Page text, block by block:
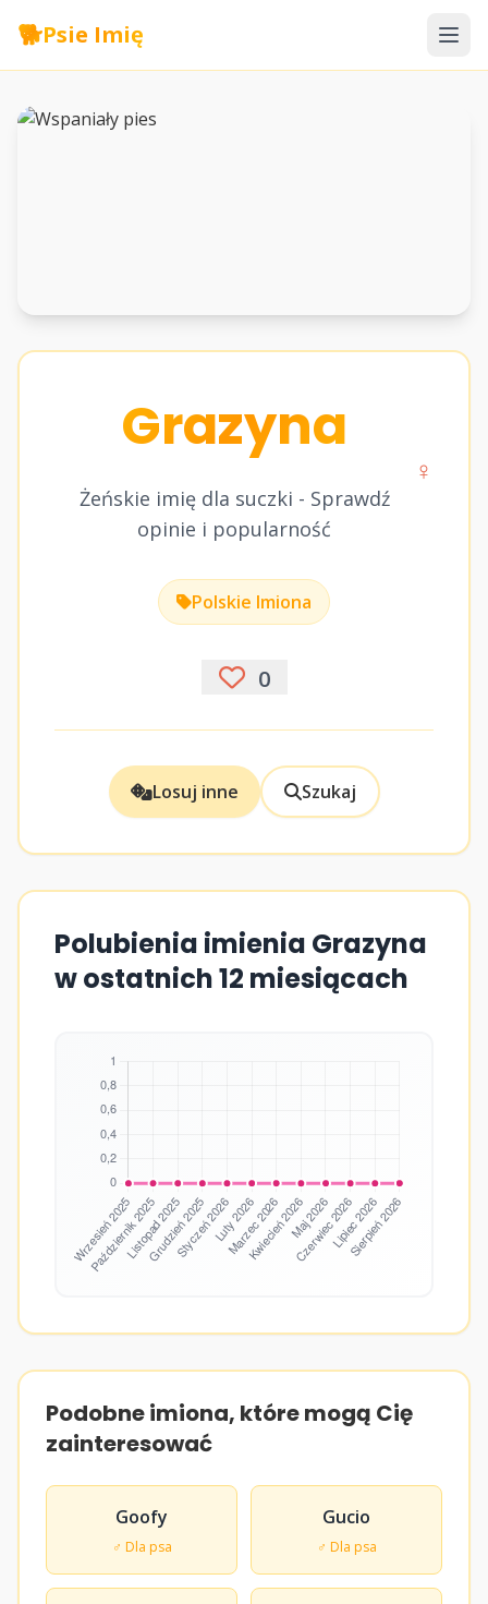
🐕Psie Imię
Grazyna
Żeńskie imię dla suczki - Sprawdź
opinie i popularność
♀
Polskie Imiona
0
Losuj inne Szukaj
Polubienia imienia Grazyna
w ostatnich 12 miesiącach
Podobne imiona, które mogą Cię
zainteresować
Goofy
♂ Dla psa
Gucio
♂ Dla psa